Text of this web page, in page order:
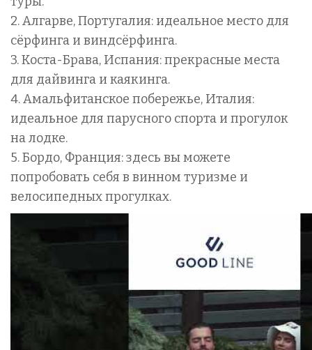
2. Алгарве, Португалия: идеальное место для
сёрфинга и виндсёрфинга.
3. Коста-Брава, Испания: прекрасные места
для дайвинга и каякинга.
4. Амальфитанское побережье, Италия:
идеальное для парусного спорта и прогулок
на лодке.
5. Бордо, Франция: здесь вы можете
попробовать себя в винном туризме и
велосипедных прогулках.